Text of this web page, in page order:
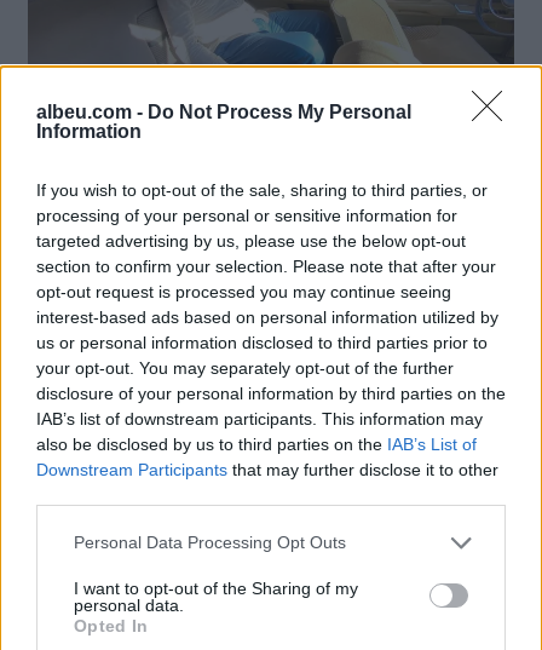
albeu.com - Do Not Process My Personal
Information
If you wish to opt-out of the sale, sharing to third parties, or
processing of your personal or sensitive information for
targeted advertising by us, please use the below opt-out
section to confirm your selection. Please note that after your
opt-out request is processed you may continue seeing
interest-based ads based on personal information utilized by
us or personal information disclosed to third parties prior to
your opt-out. You may separately opt-out of the further
disclosure of your personal information by third parties on the
IAB’s list of downstream participants. This information may
also be disclosed by us to third parties on the IAB’s List of
Downstream Participants that may further disclose it to other
Personal Data Processing Opt Outs
I want to opt-out of the Sharing of my
personal data.
Opted In
Lajme të ngjashme:
Ka vizituar plot 130
vende të botës, Blendi
Fevziu tregon se ku janë
vajzat më të bukura
Plasi sherri: Mira Kazhani
sulmon ashpër Blendi
Fevziun e i përmend vilën
5 milionë euro
"Të vjen neveri kur për
rrogën time bëhet gjyq
nga Fevziu, kurse për
miliardat e Fevziut nga
pushtetet bëhen emisione
suksesi..." Gazetarja Mira
Kazhani i është kthyer
Fevziu, i cili deklaroi ditën
papranueshme që
Sa vende ka vizituar?
Fevziu i kthen përgjigje